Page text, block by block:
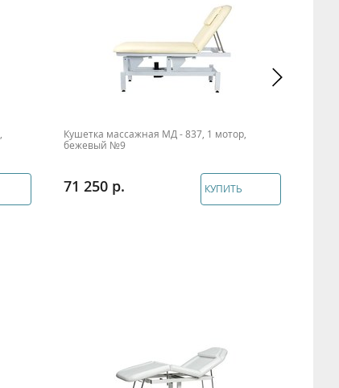
Кушетка массажная МД - 837, 1 мотор,
бежевый №9
71 250 КУПИТЬ